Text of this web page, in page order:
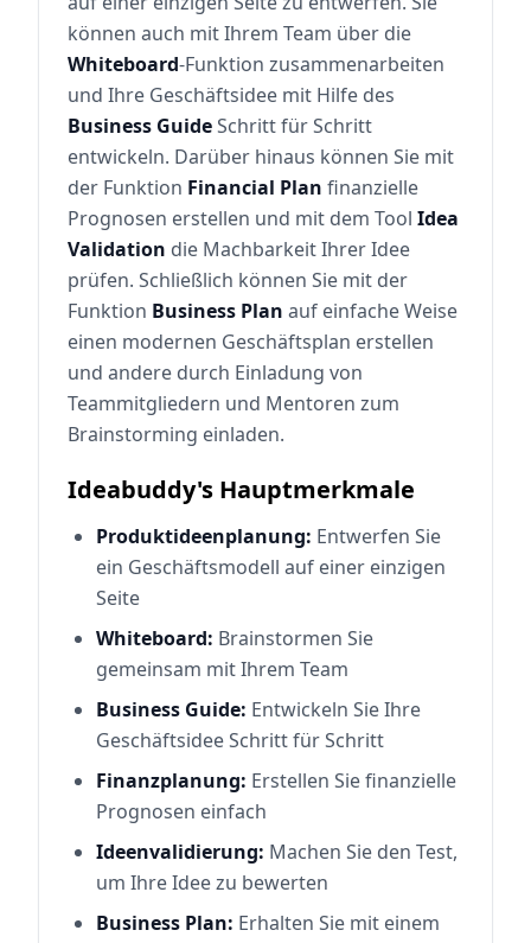
können auch mit Ihrem Team über die
Whiteboard-Funktion zusammenarbeiten
und Ihre Geschäftsidee mit Hilfe des
Business GuideSchritt für Schritt
entwickeln. Darüber hinaus können Sie mit
der Funktion Financial Plan finanzielle
Prognosen erstellen und mit dem Tool Idea
Validation die Machbarkeit Ihrer Idee
prüfen. Schließlich können Sie mit der
Funktion Business Plan auf einfache Weise
einen modernen Geschäftsplan erstellen
und andere durch Einladung von
Teammitgliedern und Mentoren zum
Brainstorming einladen.
Ideabuddy's Hauptmerkmale
Produktideenplanung: Entwerfen Sie
ein Geschäftsmodell auf einer einzigen
Seite
Whiteboard: Brainstormen Sie
gemeinsam mit Ihrem Team
Business Guide: Entwickeln Sie Ihre
Geschäftsidee Schritt für Schritt
Finanzplanung: Erstellen Sie finanzielle
Prognosen einfach
Ideenvalidierung: Machen Sie den Test,
um Ihre Idee zu bewerten
Business Plan: Erhalten Sie mit einem